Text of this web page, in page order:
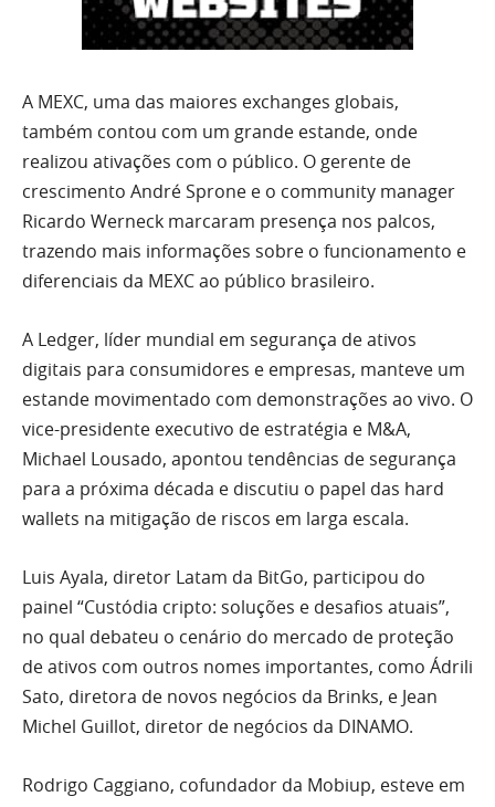
A MEXC, uma das maiores exchanges globais,
também contou com um grande estande, onde
realizou ativações com o público. O gerente de
crescimento André Sprone e o community manager
Ricardo Werneck marcaram presença nos palcos,
trazendo mais informações sobre o funcionamento e
diferenciais da MEXC ao público brasileiro.
A Ledger, líder mundial em segurança de ativos
digitais para consumidores e empresas, manteve um
estande movimentado com demonstrações ao vivo. O
vice-presidente executivo de estratégia e M&A,
Michael Lousado, apontou tendências de segurança
para a próxima década e discutiu o papel das hard
wallets na mitigação de riscos em larga escala.
Luis Ayala, diretor Latam da BitGo, participou do
painel “Custódia cripto: soluções e desafios atuais”,
no qual debateu o cenário do mercado de proteção
de ativos com outros nomes importantes, como Ádrili
Sato, diretora de novos negócios da Brinks, e Jean
Michel Guillot, diretor de negócios da DINAMO.
Rodrigo Caggiano, cofundador da Mobiup, esteve em